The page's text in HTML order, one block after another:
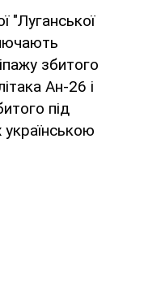
"Луганської
збитого
Ан-26 і
під